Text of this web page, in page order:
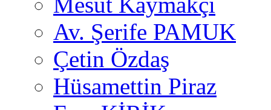
Av. Şerife PAMUK
Çetin Özdaş
Hüsamettin Piraz